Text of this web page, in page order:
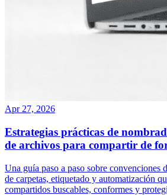
Apr 27, 2026
Estrategias prácticas de
de archivos para compartir de
Una guía paso a paso sobre convenciones
de carpetas, etiquetado y automatización
compartidos buscables, conformes y